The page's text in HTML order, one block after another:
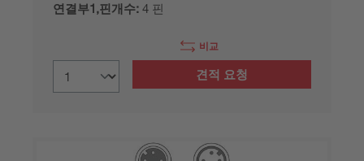
연결부1,핀개수: 4 핀
비교
견적 요청